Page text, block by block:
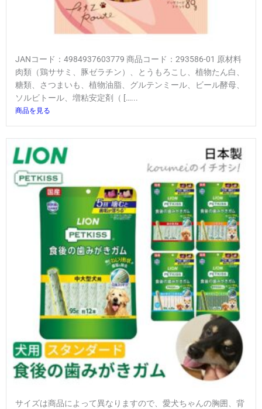
JANコード：4984937603779 商品コード：293586-01 原材料
肉類（鶏ササミ、豚ゼラチン）、とうもろこし、植物たん白、
糖類、さつまいも、植物油脂、グルテンミール、ビール酵母、
ソルビトール、増粘安定剤（ […...
商品を見る
サイズは商品によって異なりますので、愛犬ちゃんの胸囲、背